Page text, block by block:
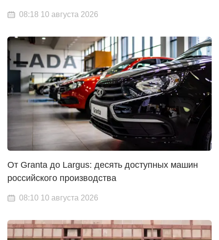
08:18 10 августа 2026
От Granta до Largus: десять доступных машин
российского производства
08:10 10 августа 2026